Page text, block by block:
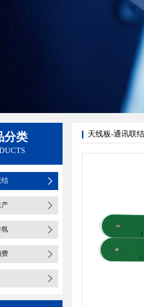
分类
结
产
氛
费
天线板-通讯联结